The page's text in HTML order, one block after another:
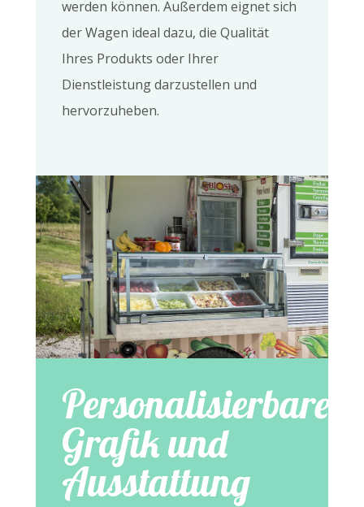
werden können. Außerdem eignet sich
der Wagen ideal dazu, die Qualität
Ihres Produkts oder Ihrer
Dienstleistung darzustellen und
hervorzuheben.
Personalisierbare
Grafik und
Ausstattung